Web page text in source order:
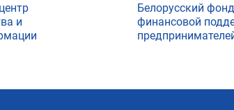
и
Белорусский фонд
финансовой